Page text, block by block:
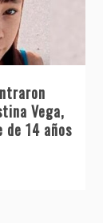
Vega,
de 14 años